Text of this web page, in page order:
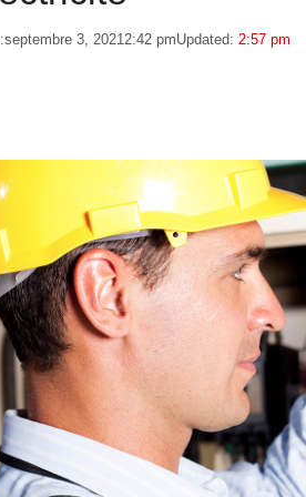
septembre 3, 20212:42 pmUpdated: 2:57 pm